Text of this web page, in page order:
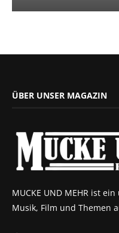
ÜBER UNSER MAGAZIN
MUCKE UND MEHR ist
Musik, Film und Themen